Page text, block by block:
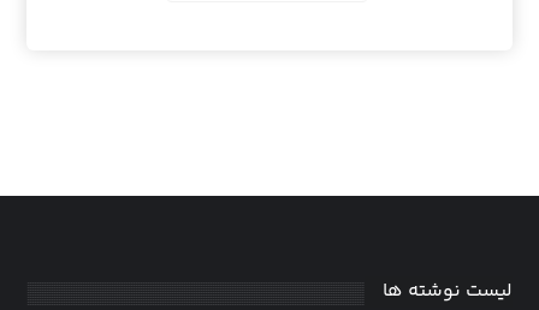
لیست نوشته ها